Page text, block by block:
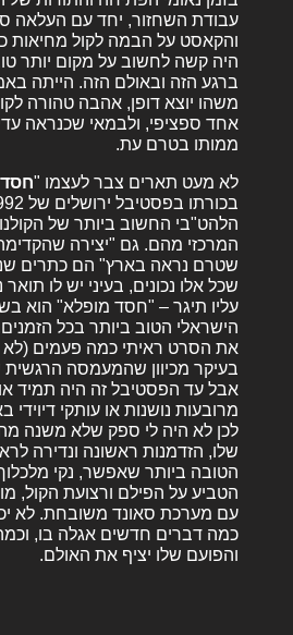
עבודת השחזור, יחד עם העלאה
והקאסט על הבמה לקול מחיאות
היה קשה לחשוב על מקום יותר
ברגע הזה ובאולם הזה. הייתה
משהו יוצא דופן, אהבה טהורה
אחד ספציפי, ולבמאי שכנראה
ממותו בטרם עת.
לא מעט תארים צבר לעצמו "
הלהט"בי החשוב ביותר של
המרכזי מהם. גם "יצירה
שטרם נראה בארץ" הם כתרים
שכל אלו נכונים, בעיני יש לו
עליו תיגר – "חסד מופלא" הוא
הישראלי הטוב ביותר בכל
את הסרט ראיתי כמה פעמים (לא
בעיקר מכיוון שהמעמסה הרגשית
אבל עד הפסטיבל זה היה תמיד או
מרובעות נושנות או עותקי דיוידי
לכן לא היה לי ספק שלא משנה
שלו, הזדמנות ראשונה ונדירה
הטובה ביותר שאפשר, נקי
הטביע על הפילם ורצועת הקול,
עם מערכת סאונד משובחת. לא
כמה דברים חדשים אגלה בו,
והפועם שלו יציף את האולם.